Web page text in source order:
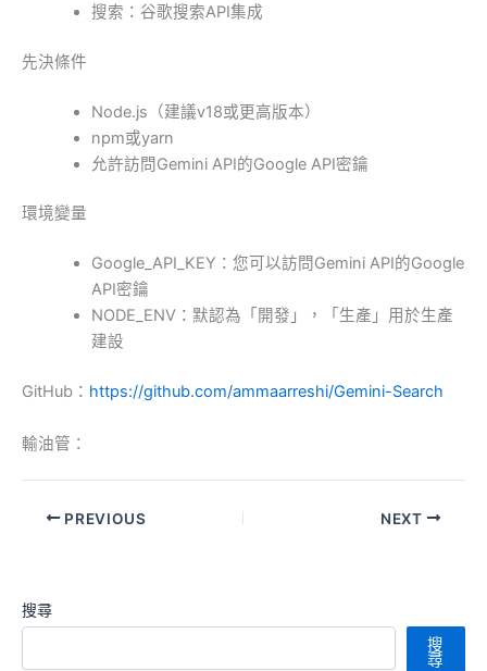
搜索：谷歌搜索API集成
先決條件
Node.js（建議v18或更高版本）
npm或yarn
允許訪問Gemini API的Google API密鑰
環境變量
Google_API_KEY：您可以訪問Gemini API的Google
API密鑰
NODE_ENV：默認為「開發」，「生產」用於生產
建設
GitHub： https://github.com/ammaarreshi/Gemini-Search
輸油管：
PREVIOUS NEXT
搜尋
搜
尋